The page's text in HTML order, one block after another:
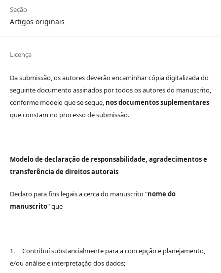
Seção
Artigos originais
Licença
Da submissão, os autores deverão encaminhar cópia digitalizada do
seguinte documento assinados por todos os autores do manuscrito,
conforme modelo que se segue, nos documentos suplementares
que constam no processo de submissão.
Modelo de declaração de responsabilidade, agradecimentos e
transferência de direitos autorais
Declaro para fins legais a cerca do manuscrito "nome do
manuscrito" que
1. Contribuí substancialmente para a concepção e planejamento,
e/ou análise e interpretação dos dados;